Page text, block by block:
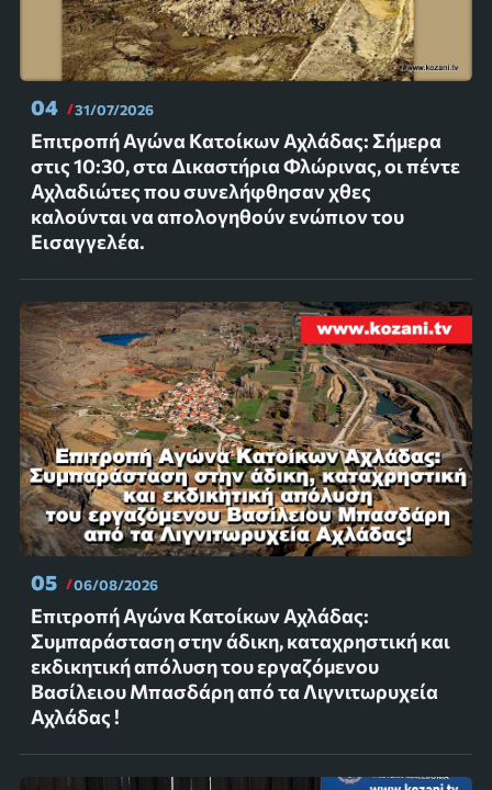
04 31/07/2026
Επιτροπή Αγώνα Κατοίκων Αχλάδας: Σήμερα
στις 10:30, στα Δικαστήρια Φλώρινας, οι πέντε
Αχλαδιώτες που συνελήφθησαν χθες
καλούνται να απολογηθούν ενώπιον του
Εισαγγελέα.
05 06/08/2026
Επιτροπή Αγώνα Κατοίκων Αχλάδας:
Συμπαράσταση στην άδικη, καταχρηστική και
εκδικητική απόλυση του εργαζόμενου
Βασίλειου Μπασδάρη από τα Λιγνιτωρυχεία
Αχλάδας !